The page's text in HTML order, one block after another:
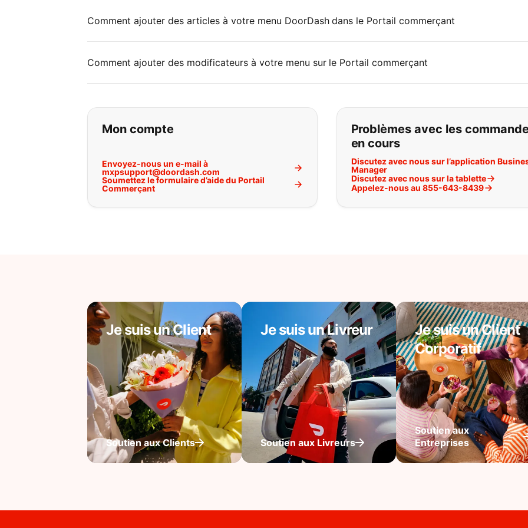
Comment ajouter des articles à votre menu DoorDash dans le Portail commerçant
Comment ajouter des modificateurs à votre menu sur le Portail commerçant
Si vous ne trouvez pas ce que vous cherchez:
Mon compte
Envoyez-nous un e-mail à
mxpsupport@doordash.com
Soumettez le formulaire d’aide du Portail
Commerçant
Problèmes avec les
en cours
Discutez avec nous sur l’application
Manager
Discutez avec nous sur la tablette
Appelez-nous au 855-643-8439
Je suis un Client
Soutien aux Clients
Je suis un Livreur
Soutien aux Livreurs
Je suis un Client
Corporatif
Soutien aux
Entreprises